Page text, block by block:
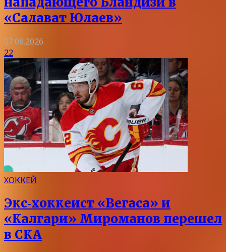
«Салават Юлаев»
07.08.2026
22
ХОККЕЙ
Экс‑хоккеист «Вегаса» и
«Калгари» Мироманов перешел
в СКА